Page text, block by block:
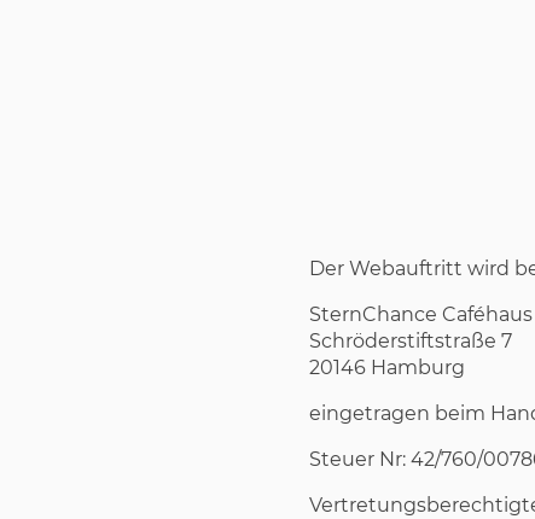
Der Webauftritt wird
SternChance
Schröderstiftstraße 7
20146 Hamburg
eingetragen beim
Steuer Nr: 42/760/